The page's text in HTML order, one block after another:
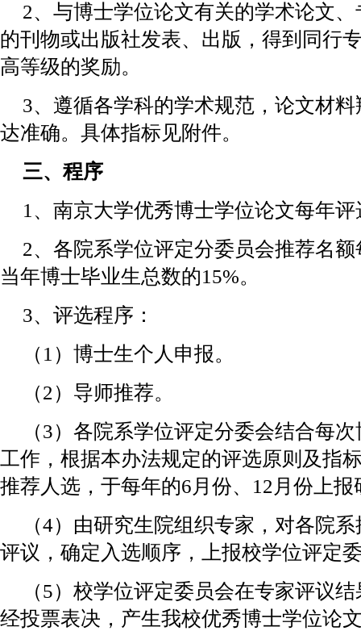
2、与博士学位论文有关的学术论文
的刊物或出版社发表、出版，得到同行
高等级的奖励。
3、遵循各学科的学术规范，论文材
达准确。具体指标见附件。
三、程序
1、南京大学优秀博士学位论文每年
2、各院系学位评定分委员会推荐名
当年博士毕业生总数的15%。
3、评选程序：
（1）博士生个人申报。
（2）导师推荐。
（3）各院系学位评定分委会结合每
工作，根据本办法规定的评选原则及指
推荐人选，于每年的6月份、12月份上报
（4）由研究生院组织专家，对各院
评议，确定入选顺序，上报校学位评定
（5）校学位评定委员会在专家评议
经投票表决，产生我校优秀博士学位论